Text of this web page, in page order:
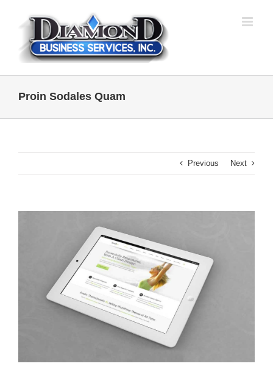
content
Proin Sodales Quam
Previous Next